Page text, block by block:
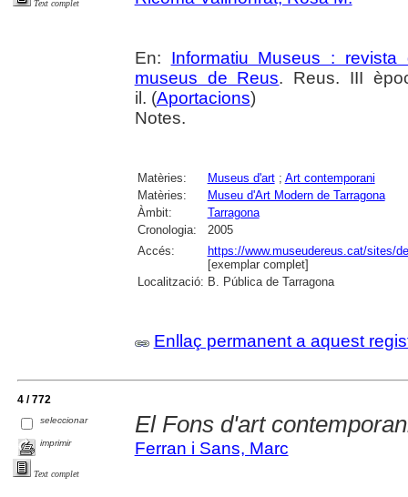
Text complet
En: Informatiu Museus :
museus de Reus. Reus. III
il. (Aportacions)
Notes.
Matèries: Museus d'art; Art contemporani
Matèries:
Museu d'Art Modern de Tarragona
Àmbit:
Tarragona
Cronologia:
2005
Accés:
https://www.museudereus.cat/sites/
[exemplar complet]
Localització: B. Pública de Tarragona
Enllaç permanent a aquest
4 / 772
seleccionar
imprimir
Text complet
El Fons d'art
Ferran i Sans, Marc